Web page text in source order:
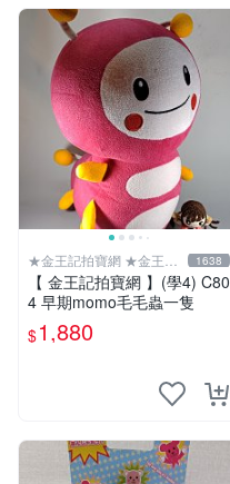
★金王記拍寶網 ★金王記
拍寶趣
1638
【 金王記拍寶網 】(學4) C80
4 早期momo毛毛蟲一隻
$1,880